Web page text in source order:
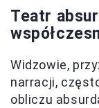
Teatr
Widzowie,
narracji,
obliczu